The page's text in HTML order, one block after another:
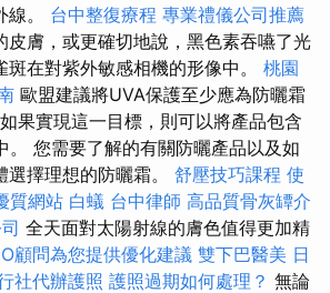
線。 台中整復療程 專業禮儀公司推薦
皮膚，或更確切地說，黑色素吞嚥了光
在對紫外敏感相機的形像中。 桃園
歐盟建議將UVA保護至少應為防曬霜
果實現這一目標，則可以將產品包含
。 您需要了解的有關防曬產品以及如
擇理想的防曬霜。 舒壓技巧課程 使
質網站 白蟻 台中律師 高品質骨灰罈介
全天面對太陽射線的膚色值得更加精
顧問為您提供優化建議 雙下巴醫美 日
社代辦護照 護照過期如何處理？ 無論